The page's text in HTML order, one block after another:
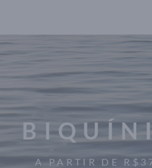
A PARTIR DE